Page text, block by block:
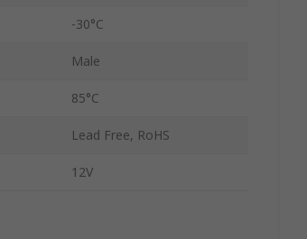
-30°C
Male
85°C
Lead Free, RoHS
12V